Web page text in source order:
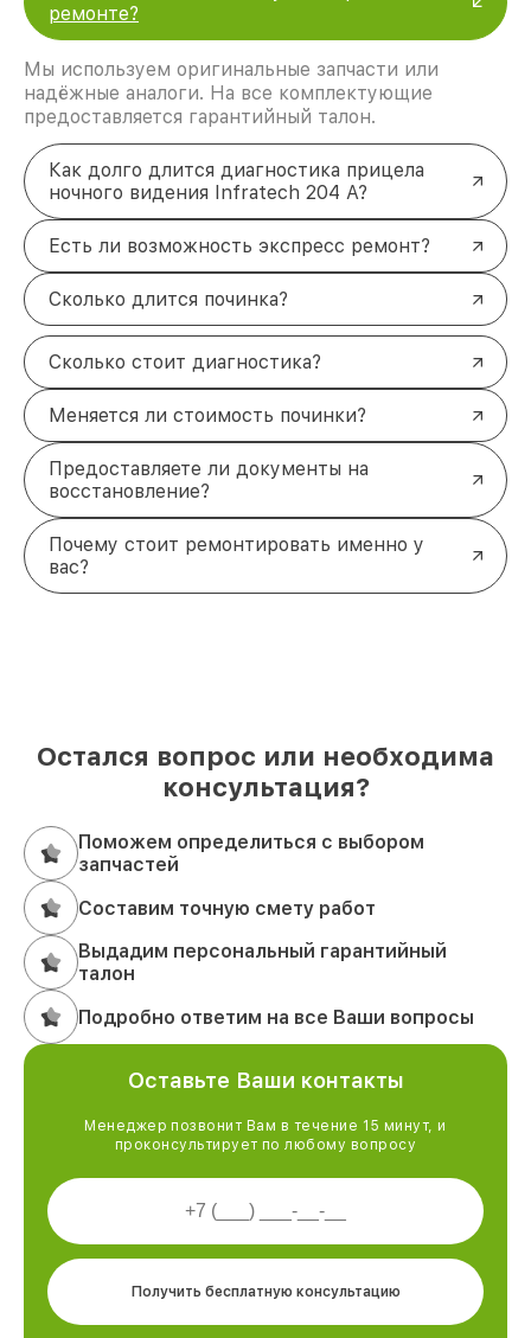
ремонте?
Мы используем оригинальные запчасти или
надёжные аналоги. На все комплектующие
предоставляется гарантийный талон.
Как долго длится диагностика прицела
ночного видения Infratech 204 А?
Есть ли возможность экспресс ремонт?
Сколько длится починка?
Сколько стоит диагностика?
Меняется ли стоимость починки?
Предоставляете ли документы на
восстановление?
Почему стоит ремонтировать именно у
вас?
Остался вопрос или необходима
консультация?
Поможем определиться с выбором
запчастей
Составим точную смету работ
Выдадим персональный гарантийный
талон
Подробно ответим на все Ваши вопросы
Оставьте Ваши контакты
Менеджер позвонит Вам в течение 15 минут, и
проконсультирует по любому вопросу
Получить бесплатную консультацию